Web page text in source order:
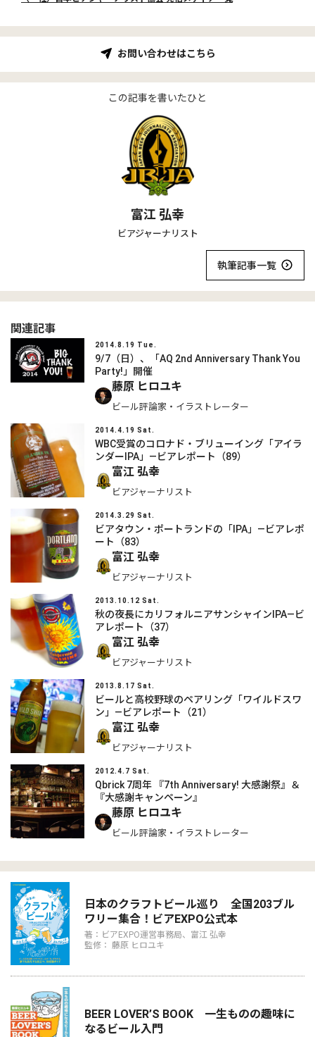
お問い合わせはこちら
この記事を書いたひと
富江 弘幸
ビアジャーナリスト
執筆記事一覧
関連記事
2014.8.19 Tue.
9/7（日）、「AQ 2nd Anniversary Thank You
Party!」開催
藤原 ヒロユキ
ビール評論家・イラストレーター
2014.4.19 Sat.
WBC受賞のコロナド・ブリューイング「アイラ
ンダーIPA」―ビアレポート（89）
富江 弘幸
ビアジャーナリスト
2014.3.29 Sat.
ビアタウン・ポートランドの「IPA」―ビアレポ
ート（83）
富江 弘幸
ビアジャーナリスト
2013.10.12 Sat.
秋の夜長にカリフォルニアサンシャインIPA―ビ
アレポート（37）
富江 弘幸
ビアジャーナリスト
2013.8.17 Sat.
ビールと高校野球のペアリング「ワイルドスワ
ン」―ビアレポート（21）
富江 弘幸
ビアジャーナリスト
2012.4.7 Sat.
Qbrick 7周年 『7th Anniversary! 大感謝祭』＆
『大感謝キャンペーン』
藤原 ヒロユキ
ビール評論家・イラストレーター
日本のクラフトビール巡り 全国203ブル
ワリー集合！ビアEXPO公式本
著：ビアEXPO運営事務局、富江 弘幸
監修： 藤原 ヒロユキ
BEER LOVER’S BOOK 一生ものの趣味に
なるビール入門